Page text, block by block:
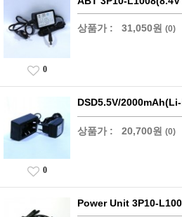
상품가 : 31,050원 (0)
0
DSD5.5V/
상품가 : 20,700원 (0)
0
Power Unit 3P10-